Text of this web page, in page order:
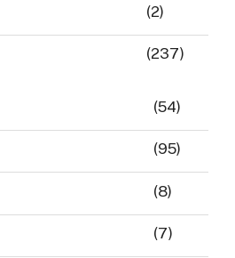
(2)
(237)
(54)
(95)
(8)
(7)